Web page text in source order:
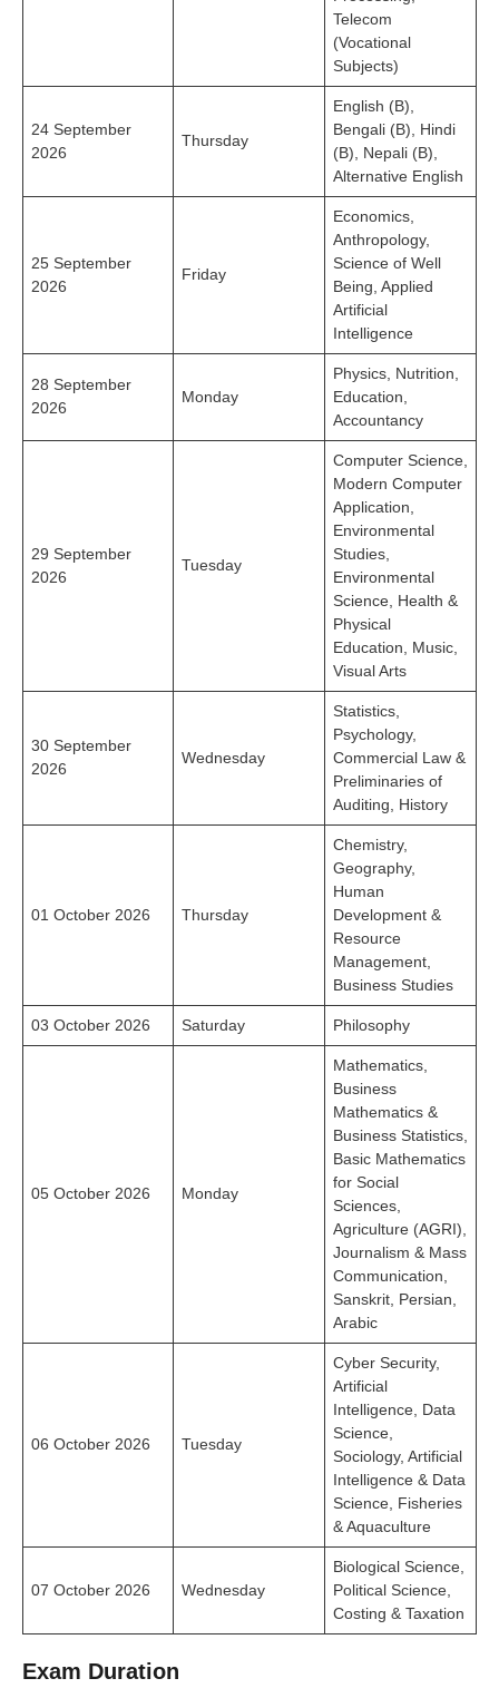
Telecom
(Vocational
Subjects)
24 September
2026
Thursday
English (B),
Bengali (B), Hindi
(B), Nepali (B),
Alternative English
25 September
2026
Friday
Economics,
Anthropology,
Science of Well
Being, Applied
Artificial
Intelligence
28 September
2026
Monday
Physics, Nutrition,
Education,
Accountancy
29 September
2026
Tuesday
Computer Science,
Modern Computer
Application,
Environmental
Studies,
Environmental
Science, Health &
Physical
Education, Music,
Visual Arts
30 September
2026
Wednesday
Statistics,
Psychology,
Commercial Law &
Preliminaries of
Auditing, History
01 October 2026 Thursday
Chemistry,
Geography,
Human
Development &
Resource
Management,
Business Studies
03 October 2026 Saturday Philosophy
05 October 2026 Monday
Mathematics,
Business
Mathematics &
Business Statistics,
Basic Mathematics
for Social
Sciences,
Agriculture (AGRI),
Journalism & Mass
Communication,
Sanskrit, Persian,
Arabic
06 October 2026 Tuesday
Cyber Security,
Artificial
Intelligence, Data
Science,
Sociology, Artificial
Intelligence & Data
Science, Fisheries
& Aquaculture
07 October 2026 Wednesday
Biological Science,
Political Science,
Costing & Taxation
Exam Duration